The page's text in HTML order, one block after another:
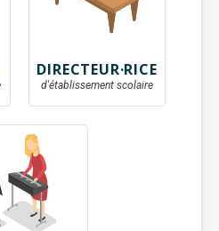
DIRECTEUR·RICE
d'établissement scolaire